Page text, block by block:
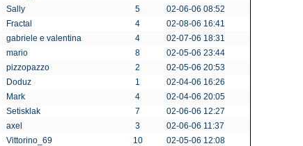
Sally 5
02-06-06 08:52
Fractal 4
02-08-06 16:41
gabriele e valentina 4
02-07-06 18:31
mario 8
02-05-06 23:44
pizzopazzo 2
02-05-06 20:53
Doduz 1
02-04-06 16:26
Mark 4
02-04-06 20:05
Setisklak 7
02-06-06 12:27
axel 3
02-06-06 11:37
Vittorino_69 10
02-05-06 12:08